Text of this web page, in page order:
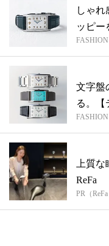
しゃれ
ッピー
FASHION
文字盤
る。【
ー...
FASHION
上質
ReFa
PR（